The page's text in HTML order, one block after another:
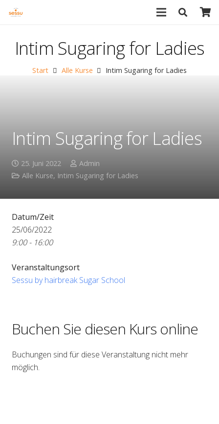
Intim Sugaring for Ladies
Start Alle Kurse Intim Sugaring for Ladies
Intim Sugaring for Ladies
25. Juni 2022
Admin
Alle Kurse, Intim Sugaring for Ladies
Datum/Zeit
25/06/2022
9:00 - 16:00
Veranstaltungsort
Sessu by hairbreak Sugar School
Buchen Sie diesen Kurs online
Buchungen sind für diese Veranstaltung nicht mehr
möglich.